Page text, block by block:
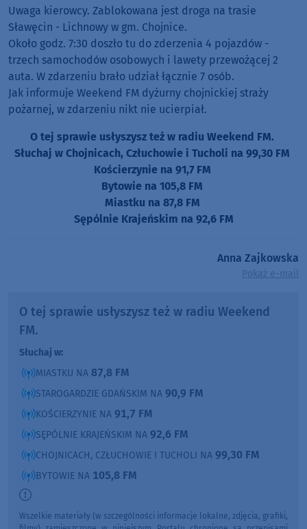
Uwaga kierowcy. Zablokowana jest droga na trasie
Sławęcin - Lichnowy w gm. Chojnice.
Około godz. 7:30 doszło tu do zderzenia 4 pojazdów -
trzech samochodów osobowych i lawety przewożącej 2
auta. W zdarzeniu brało udział łącznie 7 osób.
Jak informuje Weekend FM dyżurny chojnickiej straży
pożarnej, w zdarzeniu nikt nie ucierpiał.
O tej sprawie usłyszysz też w radiu Weekend FM.
Słuchaj w Chojnicach, Człuchowie i Tucholi na 99,30 FM
Kościerzynie na 91,7 FM
Bytowie na 105,8 FM
Miastku na 87,8 FM
Sępólnie Krajeńskim na 92,6 FM
Anna Zajkowska
Pokaż e-mail
O tej sprawie usłyszysz też w radiu Weekend
FM.
Słuchaj w:
MIASTKU NA 87,8 FM
STAROGARDZIE GDAŃSKIM NA 90,9 FM
KOŚCIERZYNIE NA 91,7 FM
SĘPÓLNIE KRAJEŃSKIM NA 92,6 FM
CHOJNICACH, CZŁUCHOWIE I TUCHOLI NA 99,30 FM
BYTOWIE NA 105,8 FM
Wszelkie materiały (w szczególności informacje lokalne, zdjęcia, grafiki,